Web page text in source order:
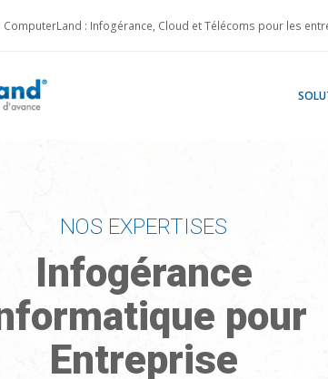
ComputerLand : Infogérance, Cloud et Télécoms pour les
NOS EXPERTISES
Infogérance
pour
Entreprise